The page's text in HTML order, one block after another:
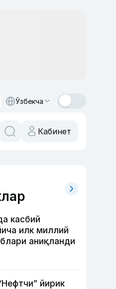
Ўзбекча
Кабинет
касбий
илк миллий
аниқланди
йирик